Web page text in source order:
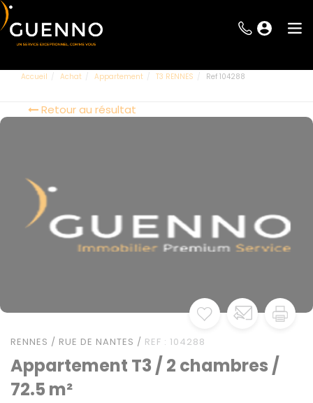
Accueil Achat Appartement T3 RENNES Ref 104288
Retour au résultat
RENNES / RUE DE NANTES / REF : 104288
Appartement T3 / 2 chambres /
72.5 m²